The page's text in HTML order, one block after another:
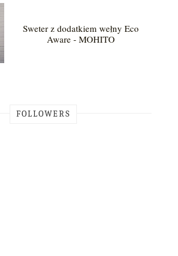
Sweter z dodatkiem wełny Eco
Aware - MOHITO
FOLLOWERS